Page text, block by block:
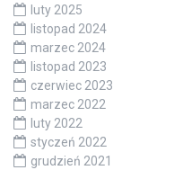
luty 2025
listopad 2024
marzec 2024
listopad 2023
czerwiec 2023
marzec 2022
luty 2022
styczeń 2022
grudzień 2021